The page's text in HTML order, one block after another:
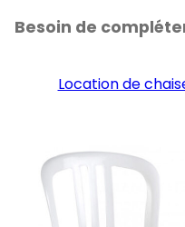
Besoin de
Location de